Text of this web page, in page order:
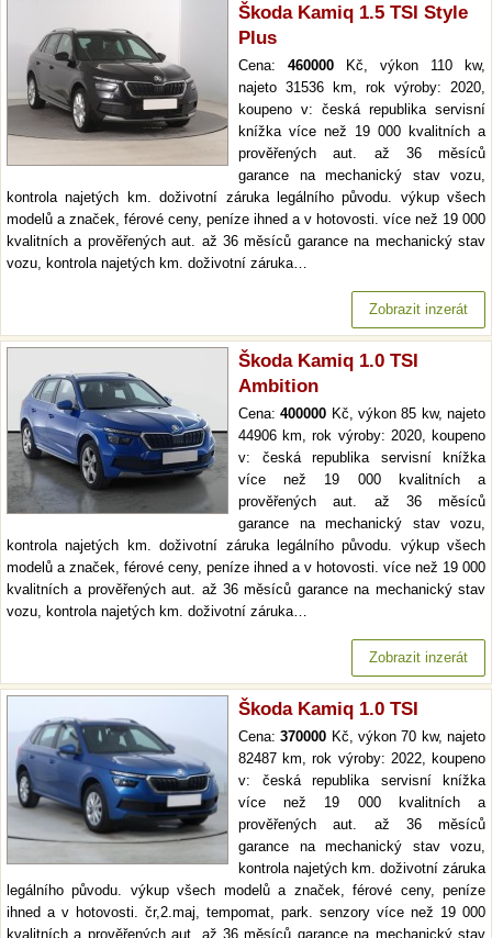
Škoda Kamiq 1.5 TSI Style
Plus
Cena: 460000 Kč, výkon 110 kw,
najeto 31536 km, rok výroby: 2020,
koupeno v: česká republika servisní
knížka více než 19 000 kvalitních a
prověřených aut. až 36 měsíců
garance na mechanický stav vozu,
kontrola najetých km. doživotní záruka legálního původu. výkup všech
modelů a značek, férové ceny, peníze ihned a v hotovosti. více než 19 000
kvalitních a prověřených aut. až 36 měsíců garance na mechanický stav
vozu, kontrola najetých km. doživotní záruka…
Zobrazit inzerát
Škoda Kamiq 1.0 TSI
Ambition
Cena:400000 Kč, výkon 85 kw, najeto
44906 km, rok výroby: 2020, koupeno
v: česká republika servisní knížka
více než 19 000 kvalitních a
prověřených aut. až 36 měsíců
garance na mechanický stav vozu,
kontrola najetých km. doživotní záruka legálního původu. výkup všech
modelů a značek, férové ceny, peníze ihned a v hotovosti. více než 19 000
kvalitních a prověřených aut. až 36 měsíců garance na mechanický stav
vozu, kontrola najetých km. doživotní záruka…
Zobrazit inzerát
Škoda Kamiq 1.0 TSI
Cena:370000 Kč, výkon 70 kw, najeto
82487 km, rok výroby: 2022, koupeno
v: česká republika servisní knížka
více než 19 000 kvalitních a
prověřených aut. až 36 měsíců
garance na mechanický stav vozu,
kontrola najetých km. doživotní záruka
legálního původu. výkup všech modelů a značek, férové ceny, peníze
ihned a v hotovosti. čr,2.maj, tempomat, park. senzory více než 19 000
kvalitních a prověřených aut. až 36 měsíců garance na mechanický stav